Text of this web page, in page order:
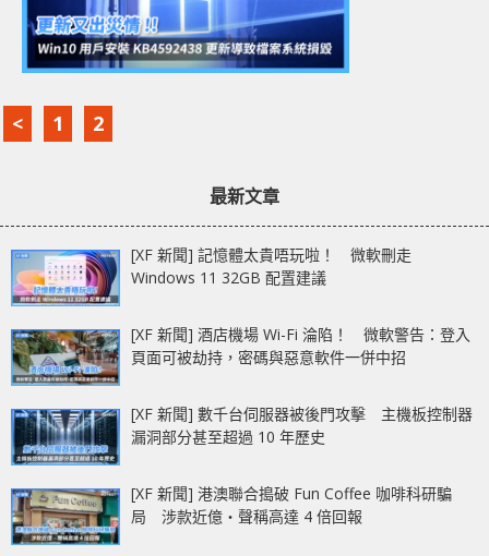
< 1 2
最新文章
[XF 新聞] 記憶體太貴唔玩啦！ 微軟刪走
Windows 11 32GB 配置建議
[XF 新聞] 酒店機場 Wi-Fi 淪陷！ 微軟警告：登入
頁面可被劫持，密碼與惡意軟件一併中招
[XF 新聞] 數千台伺服器被後門攻擊 主機板控制器
漏洞部分甚至超過 10 年歷史
[XF 新聞] 港澳聯合搗破 Fun Coffee 咖啡科研騙
局 涉款近億‧聲稱高達 4 倍回報